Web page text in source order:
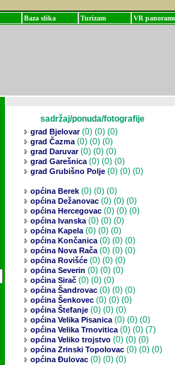
Baza slika Turizam VR panorame
sadržaj/ponuda/fotografije
grad Bjelovar(0) (0) (0)
grad Čazma(0) (0) (0)
grad Daruvar(0) (0) (0)
grad Garešnica(0) (0) (0)
grad Grubišno Polje (0) (0) (0)
općina Berek (0) (0) (0)
općina Dežanovac (0) (0) (0)
općina Hercegovac (0) (0) (0)
općina Ivanska(0) (0) (0)
općina Kapela(0) (0) (0)
općina Končanica(0) (0) (0)
općina Nova Rača(0) (0) (0)
općina Rovišće (0) (0) (0)
općina Severin (0) (0) (0)
općina Sirač (0) (0) (0)
općina Šandrovac (0) (0) (0)
općina Šenkovec (0) (0) (0)
općina Štefanje (0) (0) (0)
općina Velika Pisanica(0) (0) (0)
općina Velika Trnovitica(0) (0) (7)
općina Veliko trojstvo (0) (0) (0)
općina Zrinski Topolovac (0) (0) (0)
općina Đulovac (0) (0) (0)